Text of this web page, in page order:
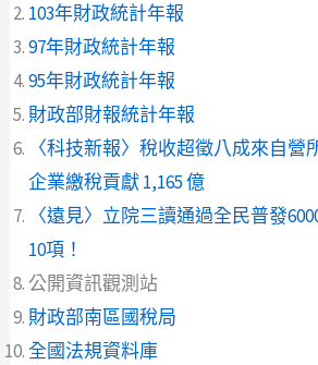
103年財政統計年報
97年財政統計年報
95年財政統計年報
財政部財報統計年報
〈科技新報〉稅收超徵八成來自營
企業繳稅貢獻 1,165 億
〈遠見〉立院三讀通過全民普發
10項！
公開資訊觀測站
財政部南區國稅局
全國法規資料庫